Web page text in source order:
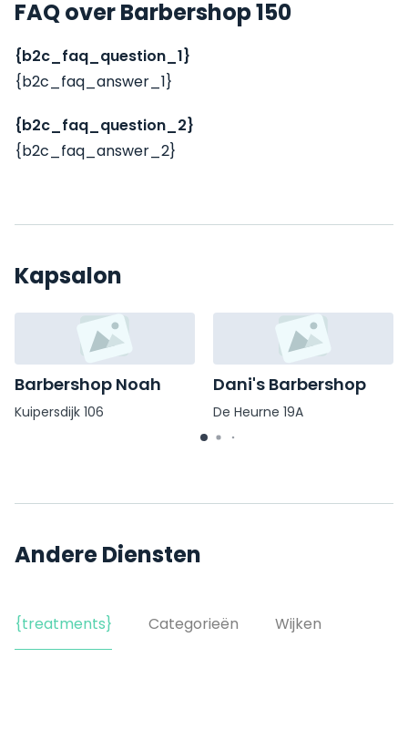
FAQ over Barbershop 150
{b2c_faq_question_1}
{b2c_faq_answer_1}
{b2c_faq_question_2}
{b2c_faq_answer_2}
Kapsalon
Barbershop Noah
Kuipersdijk 106
Dani's Barbershop
De Heurne 19A
Andere Diensten
{treatments} Categorieën Wijken